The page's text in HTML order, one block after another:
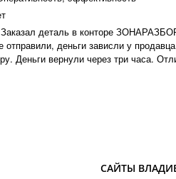
Заказал деталь в конторе
отправили, деньги зависли у
Деньги вернули через три часа.
САЙТЫ